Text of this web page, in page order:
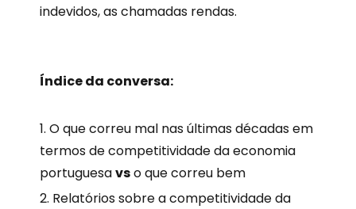
indevidos, as chamadas rendas.
Índice da conversa:
O que correu mal nas últimas décadas em
termos de competitividade da economia
portuguesavso que correu bem
Relatórios sobre a competitividade da